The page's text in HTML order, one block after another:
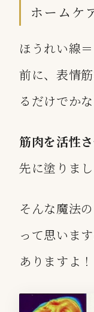
ホームケ
ほうれい線
前に、表情
るだけでか
筋肉を活性
先に塗りまし
そんな魔法
って思いま
ありますよ！